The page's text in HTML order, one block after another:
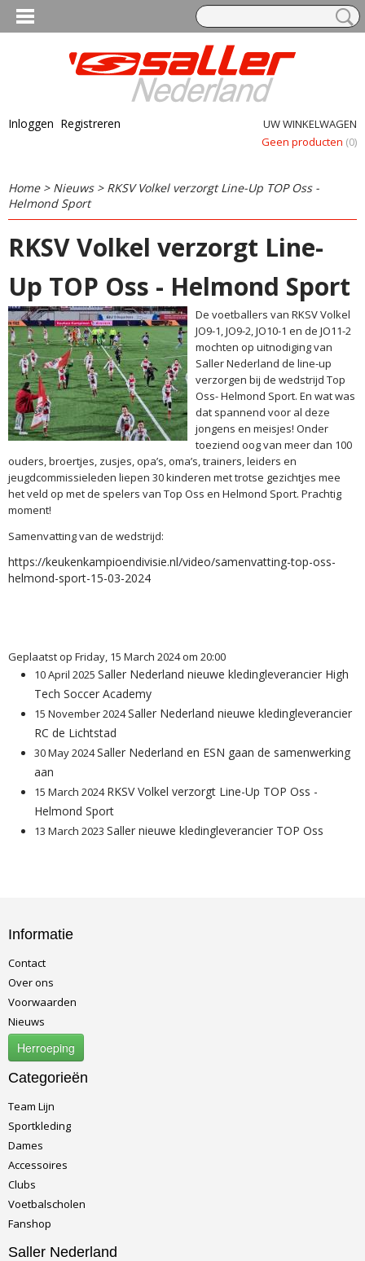
Inloggen Registreren
UW WINKELWAGEN
Geen producten (0)
Home> Nieuws> RKSV Volkel verzorgt Line-Up TOP Oss -
Helmond Sport
RKSV Volkel verzorgt Line-
Up TOP Oss - Helmond Sport
De voetballers van RKSV Volkel
JO9-1, JO9-2, JO10-1 en de JO11-2
mochten op uitnodiging van
Saller Nederland de line-up
verzorgen bij de wedstrijd Top
Oss- Helmond Sport. En wat was
dat spannend voor al deze
jongens en meisjes! Onder
toeziend oog van meer dan 100
ouders, broertjes, zusjes, opa’s, oma’s, trainers, leiders en
jeugdcommissieleden liepen 30 kinderen met trotse gezichtjes mee
het veld op met de spelers van Top Oss en Helmond Sport. Prachtig
moment!
Samenvatting van de wedstrijd:
https://keukenkampioendivisie.nl/video/samenvatting-top-oss-
helmond-sport-15-03-2024
Geplaatst op Friday, 15 March 2024 om 20:00
10 April 2025 Saller Nederland nieuwe kledingleverancier High
Tech Soccer Academy
15 November 2024Saller Nederland nieuwe kledingleverancier
RC de Lichtstad
30 May 2024Saller Nederland en ESN gaan de samenwerking
aan
15 March 2024 RKSV Volkel verzorgt Line-Up TOP Oss -
Helmond Sport
13 March 2023 Saller nieuwe kledingleverancier TOP Oss
Informatie
Contact
Over ons
Voorwaarden
Nieuws
Herroeping
Categorieën
Team Lijn
Sportkleding
Dames
Accessoires
Clubs
Voetbalscholen
Fanshop
Saller Nederland